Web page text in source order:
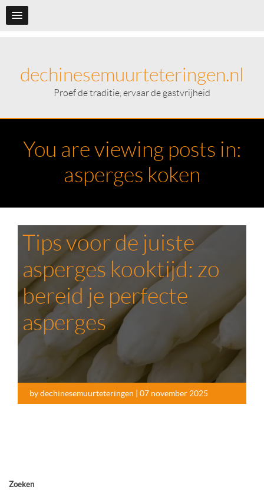
dechinesemuurteteringen.nl
Proef de traditie, ervaar de gastvrijheid
You are viewing posts in:
asperges koken
by dechinesemuurteteringen | 07 november 2025
Tips voor de juiste
asperges kooktijd: zo
bereid je perfecte
asperges
Zoeken